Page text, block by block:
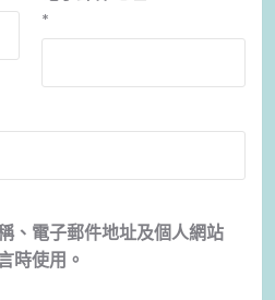
*
、電子郵件地址及個人網站
時使用。